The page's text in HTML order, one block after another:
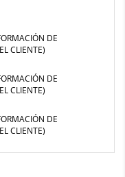
DE
CLIENTE)
DE
CLIENTE)
DE
CLIENTE)